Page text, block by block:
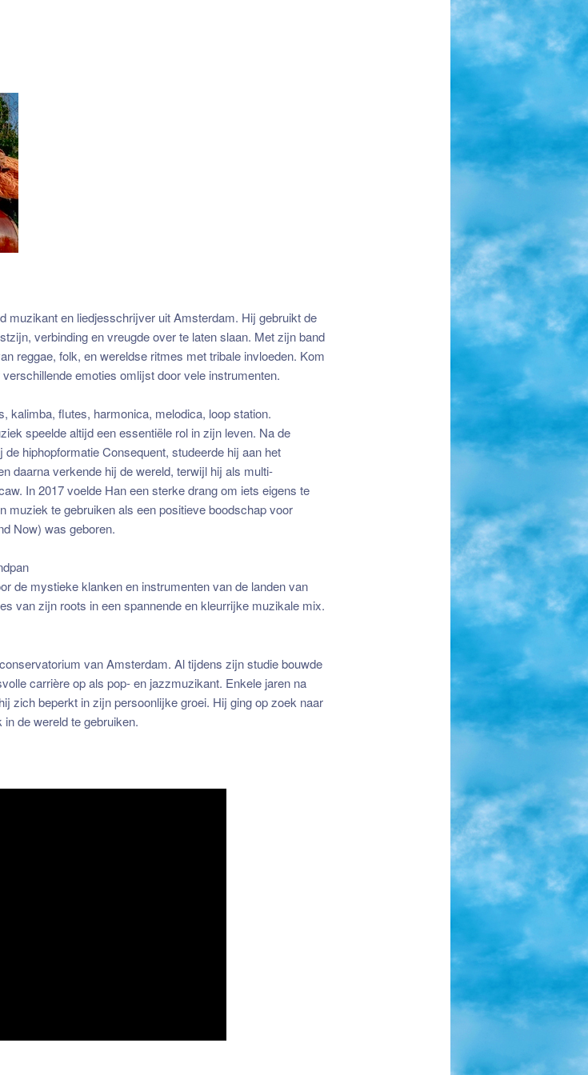
muzikant en liedjesschrijver uit Amsterdam. Hij gebruikt de
verbinding en vreugde over te laten slaan. Met zijn band
reggae, folk, en wereldse ritmes met tribale invloeden. Kom
emoties omlijst door vele instrumenten.
kalimba, flutes, harmonica, melodica, loop station.
speelde altijd een essentiële rol in zijn leven. Na de
hiphopformatie Consequent, studeerde hij aan het
daarna verkende hij de wereld, terwijl hij als multi-
In 2017 voelde Han een sterke drang om iets eigens te
muziek te gebruiken als een positieve boodschap voor
Now) was geboren.
de mystieke klanken en instrumenten van de landen van
van zijn roots in een spannende en kleurrijke muzikale mix.
van Amsterdam. Al tijdens zijn studie bouwde
carrière op als pop- en jazzmuzikant. Enkele jaren na
zich beperkt in zijn persoonlijke groei. Hij ging op zoek naar
de wereld te gebruiken.